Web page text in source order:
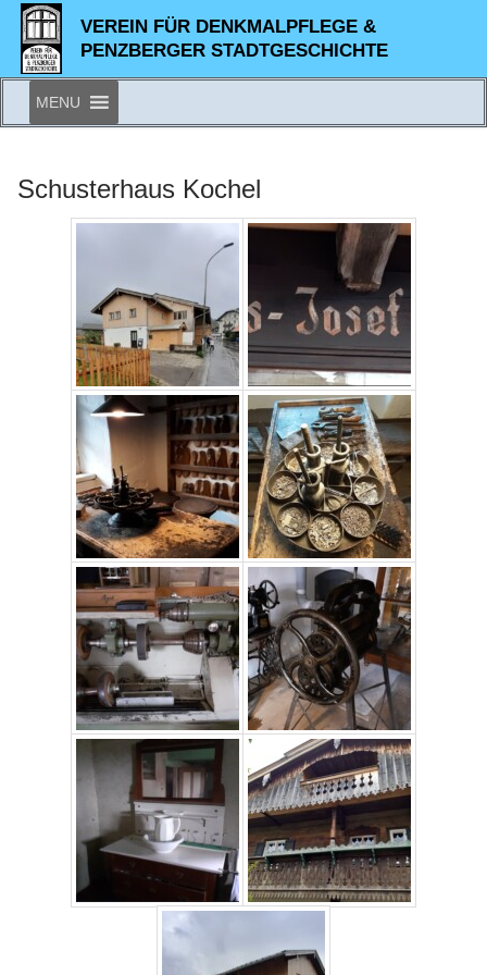
Zum
Inhalt
springen
VEREIN FÜR DENKMALPFLEGE &
PENZBERGER STADTGESCHICHTE
MENU
Schusterhaus Kochel